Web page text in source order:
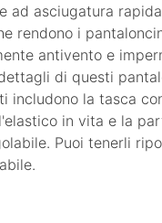
ad asciugatura
rendono i
antivento e
di questi
includono la tasca
in vita e la
Puoi tenerli